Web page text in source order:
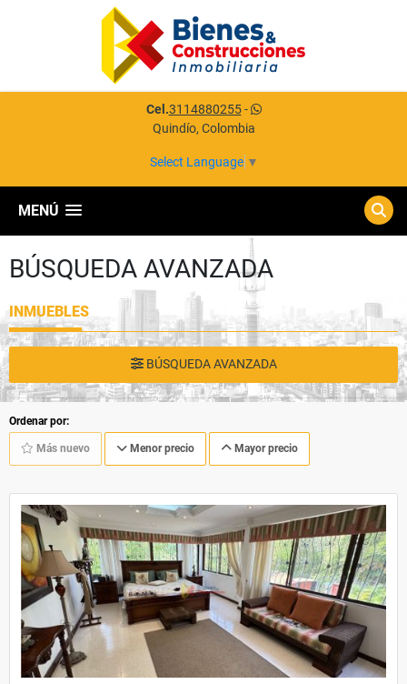
Cel.3114880255-
Quindío, Colombia
Select Language ▼
MENÚ
BÚSQUEDA AVANZADA
INMUEBLES
BÚSQUEDA AVANZADA
Ordenar por:
Más nuevo Menor precio Mayor precio